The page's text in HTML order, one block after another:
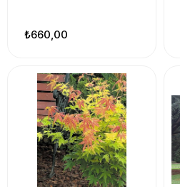
₺660,00